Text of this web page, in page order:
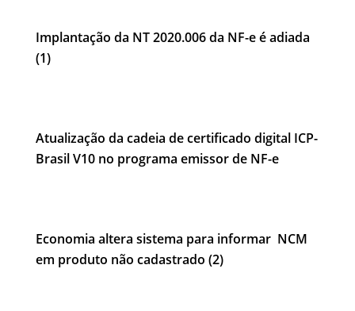
Implantação da NT 2020.006 da NF-e é adiada
(1)
Atualização da cadeia de certificado digital ICP-
Brasil V10 no programa emissor de NF-e
Economia altera sistema para informar NCM
em produto não cadastrado (2)